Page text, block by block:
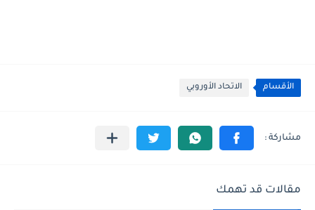
الأقسام الاتحاد الأوروبي
مقالات قد تهمك